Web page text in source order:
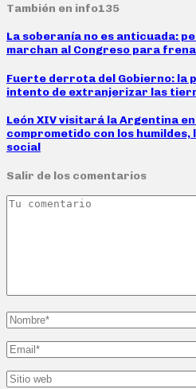
También en info135
La soberanía no es anticuada:
marchan al Congreso para
Fuerte derrota del Gobierno: la
intento de extranjerizar las
León XIV visitará la Argentina
comprometido con los
social
Salir de los comentarios